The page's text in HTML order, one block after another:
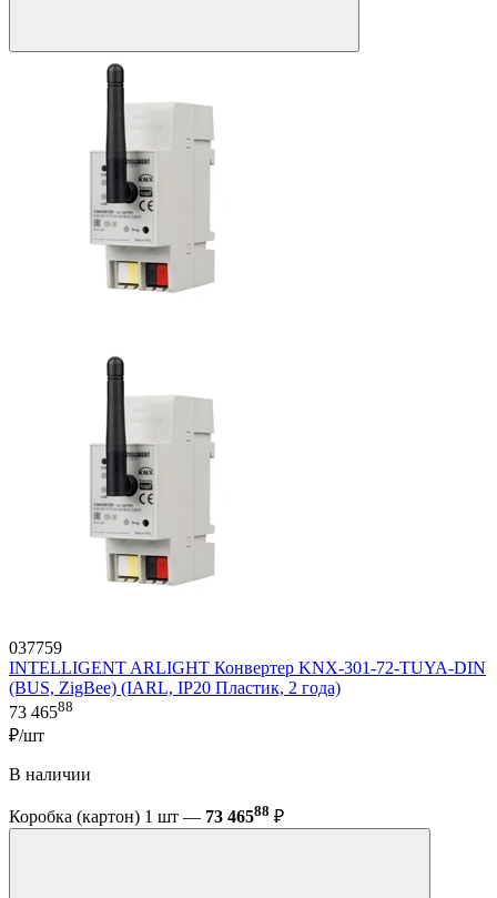
037759
INTELLIGENT ARLIGHT Конвертер KNX-301-72-TUYA-DIN
(BUS, ZigBee) (IARL, IP20 Пластик, 2 года)
73 46588
₽/шт
В наличии
Коробка (картон) 1 шт — 73 46588 ₽